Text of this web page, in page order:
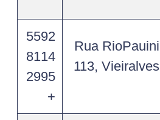
Rua RioPauini
113, Vieiralves
5592
8114
2995
+